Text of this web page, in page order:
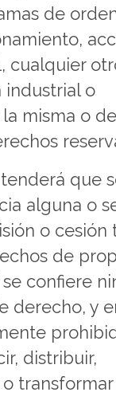
de
cualquier
industrial o
misma o
que
alguna o
o cesión
de
confiere
derecho, y
distribuir,